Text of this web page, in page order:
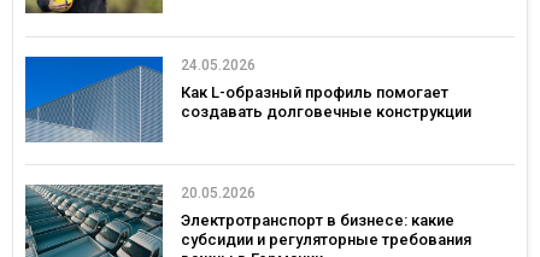
24.05.2026
Как L-образный профиль помогает
создавать долговечные конструкции
20.05.2026
Электротранспорт в бизнесе: какие
субсидии и регуляторные требования